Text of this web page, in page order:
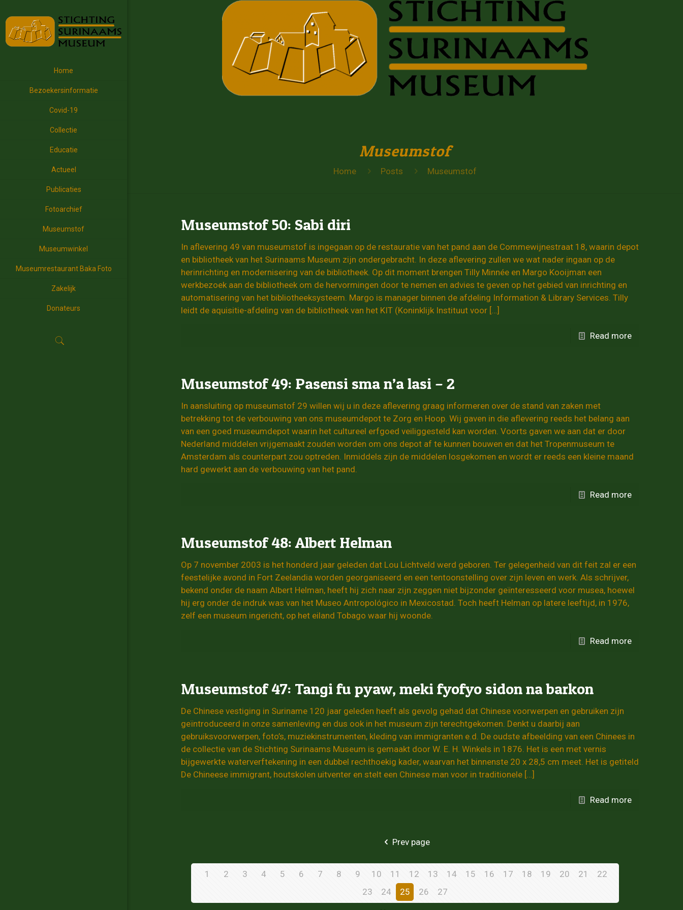
Home
Bezoekersinformatie
Covid-19
Collectie
Educatie
Actueel
Publicaties
Fotoarchief
Museumstof
Museumwinkel
Museumrestaurant Baka Foto
Zakelijk
Donateurs
Museumstof
Home Posts Museumstof
Museumstof 50: Sabi diri
In aflevering 49 van museumstof is ingegaan op de restauratie van het pand aan de Commewijnestraat 18, waarin depot
en bibliotheek van het Surinaams Museum zijn ondergebracht. In deze aflevering zullen we wat nader ingaan op de
herinrichting en modernisering van de bibliotheek. Op dit moment brengen Tilly Minnée en Margo Kooijman een
werkbezoek aan de bibliotheek om de hervormingen door te nemen en advies te geven op het gebied van inrichting en
automatisering van het bibliotheeksysteem. Margo is manager binnen de afdeling Information & Library Services. Tilly
leidt de aquisitie-afdeling van de bibliotheek van het KIT (Koninklijk Instituut voor […]
Read more
Museumstof 49: Pasensi sma n’a lasi – 2
In aansluiting op museumstof 29 willen wij u in deze aflevering graag informeren over de stand van zaken met
betrekking tot de verbouwing van ons museumdepot te Zorg en Hoop. Wij gaven in die aflevering reeds het belang aan
van een goed museumdepot waarin het cultureel erfgoed veiliggesteld kan worden. Voorts gaven we aan dat er door
Nederland middelen vrijgemaakt zouden worden om ons depot af te kunnen bouwen en dat het Tropenmuseum te
Amsterdam als counterpart zou optreden. Inmiddels zijn de middelen losgekomen en wordt er reeds een kleine maand
hard gewerkt aan de verbouwing van het pand.
Read more
Museumstof 48: Albert Helman
Op 7 november 2003 is het honderd jaar geleden dat Lou Lichtveld werd geboren. Ter gelegenheid van dit feit zal er een
feestelijke avond in Fort Zeelandia worden georganiseerd en een tentoonstelling over zijn leven en werk. Als schrijver,
bekend onder de naam Albert Helman, heeft hij zich naar zijn zeggen niet bijzonder geïnteresseerd voor musea, hoewel
hij erg onder de indruk was van het Museo Antropológico in Mexicostad. Toch heeft Helman op latere leeftijd, in 1976,
zelf een museum ingericht, op het eiland Tobago waar hij woonde.
Read more
Museumstof 47: Tangi fu pyaw, meki fyofyo sidon na barkon
De Chinese vestiging in Suriname 120 jaar geleden heeft als gevolg gehad dat Chinese voorwerpen en gebruiken zijn
geïntroduceerd in onze samenleving en dus ook in het museum zijn terechtgekomen. Denkt u daarbij aan
gebruiksvoorwerpen, foto’s, muziekinstrumenten, kleding van immigranten e.d. De oudste afbeelding van een Chinees in
de collectie van de Stichting Surinaams Museum is gemaakt door W. E. H. Winkels in 1876. Het is een met vernis
bijgewerkte waterverftekening in een dubbel rechthoekig kader, waarvan het binnenste 20 x 28,5 cm meet. Het is getiteld
De Chineese immigrant, houtskolen uitventer en stelt een Chinese man voor in traditionele […]
Read more
Prev page
1 2 3 4 5 6 7 8 9 10 11 12 13 14 15 16 17 18 19 20 21
22
23
24 25 26 27